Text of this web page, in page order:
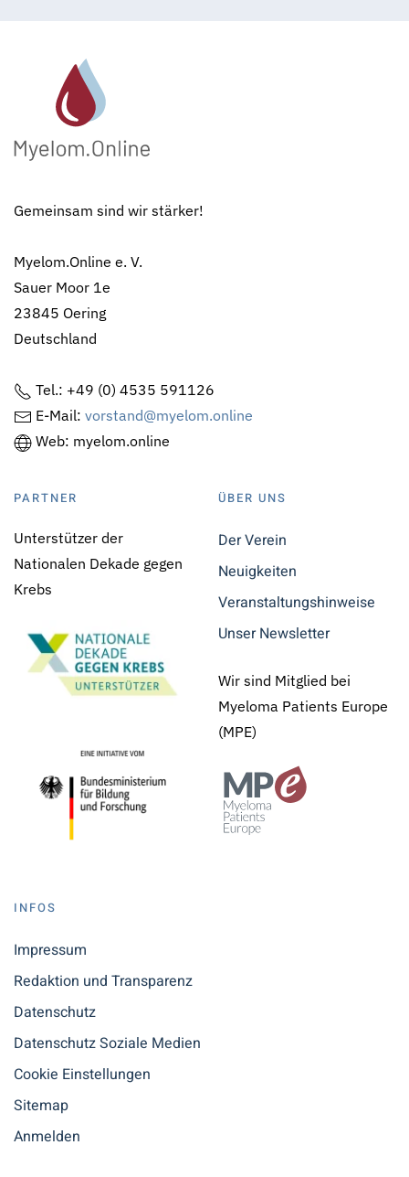
Gemeinsam sind wir stärker!
Myelom.Online e. V.
Sauer Moor 1e
23845 Oering
Deutschland
Tel.: +49 (0) 4535 591126
E-Mail: vorstand@myelom.online
Web: myelom.online
PARTNER
Unterstützer der
Nationalen Dekade gegen
Krebs
ÜBER UNS
Der Verein
Neuigkeiten
Veranstaltungshinweise
Unser Newsletter
Wir sind Mitglied bei
Myeloma Patients Europe
(MPE)
INFOS
Impressum
Redaktion und Transparenz
Datenschutz
Datenschutz Soziale Medien
Cookie Einstellungen
Sitemap
Anmelden